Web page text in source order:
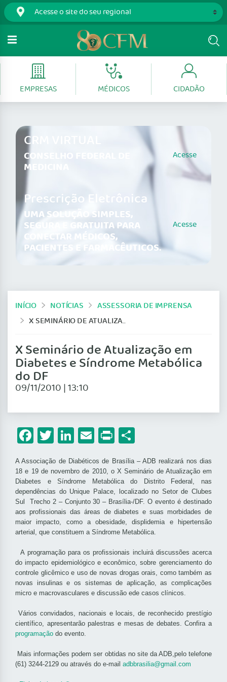
EMPRESAS MÉDICOS CIDADÃO
CRM VIRTUAL
CONSELHO FEDERAL DE
MEDICINA
Acesse
Prescrição Eletrônica
UMA SOLUÇÃO SIMPLES,
SEGURA E GRATUITA PARA
CONECTAR MÉDICOS,
PACIENTES E FARMACÊUTICOS.
Acesse
INÍCIO NOTÍCIAS
ASSESSORIA DE IMPRENSA
X SEMINÁRIO DE ATUALIZAÇÃO EM DIABETES E SÍNDROME METABÓLICA DO DF
X Seminário de Atualização em
Diabetes e Síndrome Metabólica
do DF
09/11/2010 | 13:10
Facebook
Twitter
LinkedIn
Email
Print
A Associação de Diabéticos de Brasília – ADB realizará nos dias
18 e 19 de novembro de 2010, o X Seminário de Atualização em
Diabetes e Síndrome Metabólica do Distrito Federal, nas
dependências do Unique Palace, localizado no Setor de Clubes
Sul Trecho 2 – Conjunto 30 – Brasília-/DF. O evento é destinado
aos profissionais das áreas de diabetes e suas morbidades de
maior impacto, como a obesidade, displidemia e hipertensão
arterial, que constituem a Síndrome Metabólica.
A programação para os profissionais incluirá discussões acerca
do impacto epidemiológico e econômico, sobre gerenciamento do
controle glicêmico e uso de novas drogas orais, como também as
novas insulinas e os sistemas de aplicação, as complicações
micro e macrovasculares e discussão ede casos clínicos.
Vários convidados, nacionais e locais, de reconhecido prestígio
científico, apresentarão palestras e mesas de debates. Confira a
programação do evento.
Mais informações podem ser obtidas no site da ADB,pelo telefone
(61) 3244-2129 ou através do e-mail adbbrasilia@gmail.com